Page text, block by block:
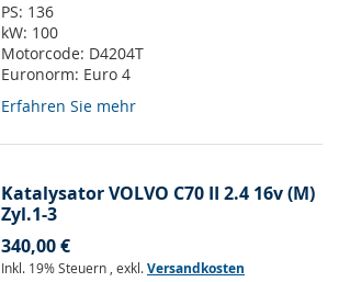
PS: 136
kW: 100
Motorcode: D4204T
Euronorm: Euro 4
Erfahren Sie mehr
Katalysator VOLVO C70 II 2.4 16v (M)
Zyl.1-3
340,00 €
Inkl. 19% Steuern , exkl.Versandkosten